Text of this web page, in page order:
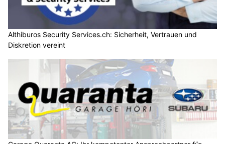
Althiburos Security Services.ch: Sicherheit, Vertrauen und
Diskretion vereint